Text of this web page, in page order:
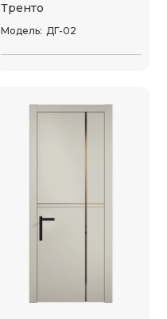
Тренто
Модель: ДГ-02